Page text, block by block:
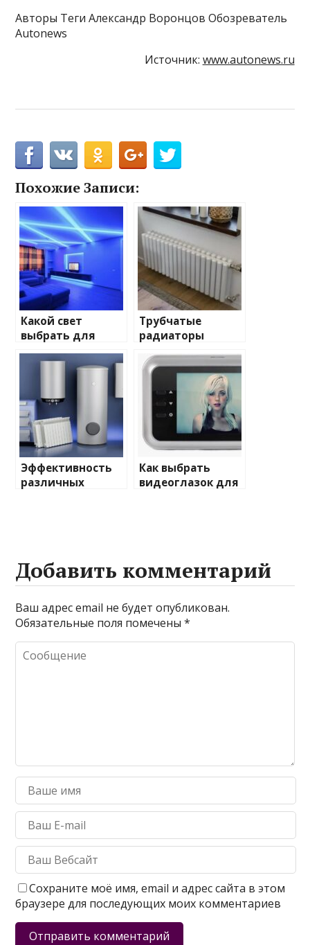
Авторы Теги Александр Воронцов Обозреватель
Autonews
Источник: www.autonews.ru
Похожие Записи:
Какой свет
выбрать для
домашнего
освещения
Трубчатые
радиаторы
и характеристики
Эффективность
различных
Как выбрать
видеоглазок для
Добавить комментарий
Ваш адрес email не будет опубликован.
Обязательные поля помечены*
Сохраните моё имя, email и адрес сайта в этом
браузере для последующих моих комментариев